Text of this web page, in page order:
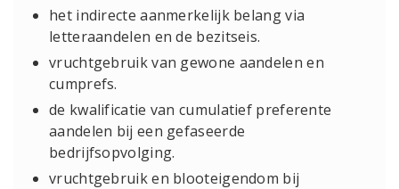
het indirecte aanmerkelijk belang via
letteraandelen en de bezitseis.
vruchtgebruik van gewone aandelen en
cumprefs.
de kwalificatie van cumulatief preferente
aandelen bij een gefaseerde
bedrijfsopvolging.
vruchtgebruik en blooteigendom bij